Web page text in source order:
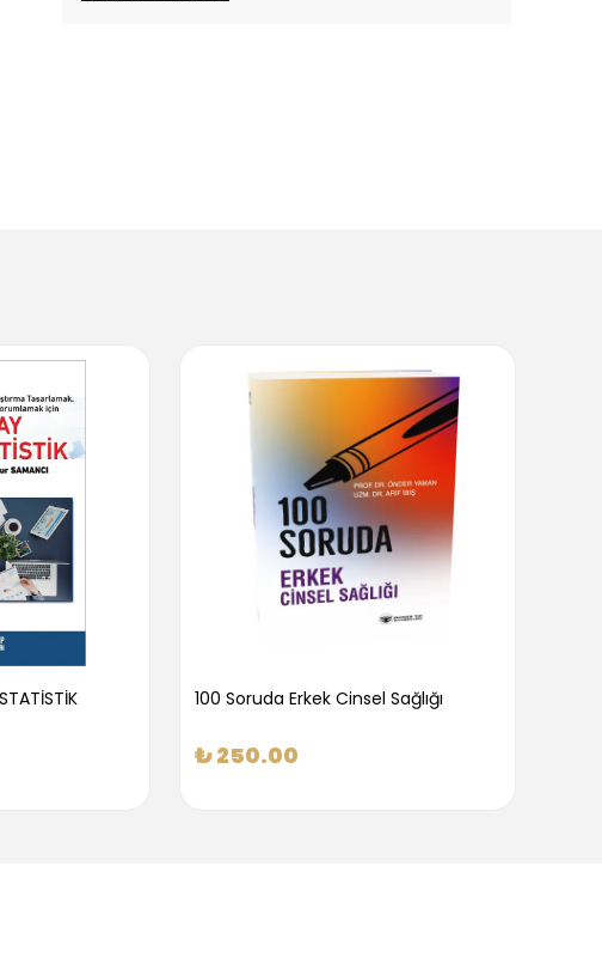
100 Soruda Erkek Cinsel Sağlığı
₺ 250.00